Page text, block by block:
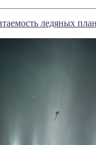
ледяных